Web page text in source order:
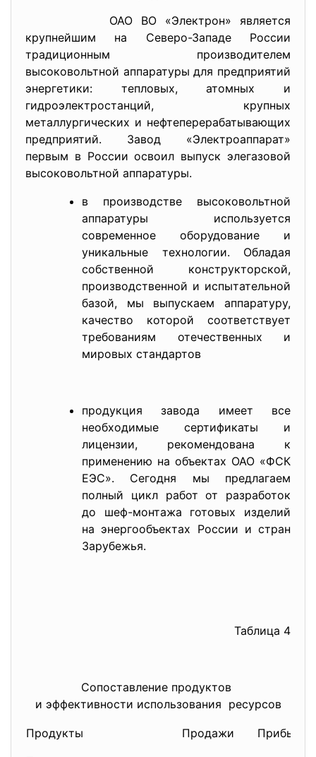
ОАО ВО «Электрон» является
крупнейшим на Северо-Западе России
традиционным производителем
высоковольтной аппаратуры для предприятий
энергетики: тепловых, атомных и
гидроэлектростанций, крупных
металлургических и нефтеперерабатывающих
предприятий. Завод «Электроаппарат»
первым в России освоил выпуск элегазовой
высоковольтной аппаратуры.
в производстве высоковольтной
аппаратуры используется
современное оборудование и
уникальные технологии. Обладая
собственной конструкторской,
производственной и испытательной
базой, мы выпускаем аппаратуру,
качество которой соответствует
требованиям отечественных и
мировых стандартов
продукция завода имеет все
необходимые сертификаты и
лицензии, рекомендована к
применению на объектах ОАО «ФСК
ЕЭС». Сегодня мы предлагаем
полный цикл работ от разработок
до шеф-монтажа готовых изделий
на энергообъектах России и стран
Зарубежья.
Таблица 4
Сопоставление продуктов
и эффективности использования ресурсов
Продукты Продажи Прибыль